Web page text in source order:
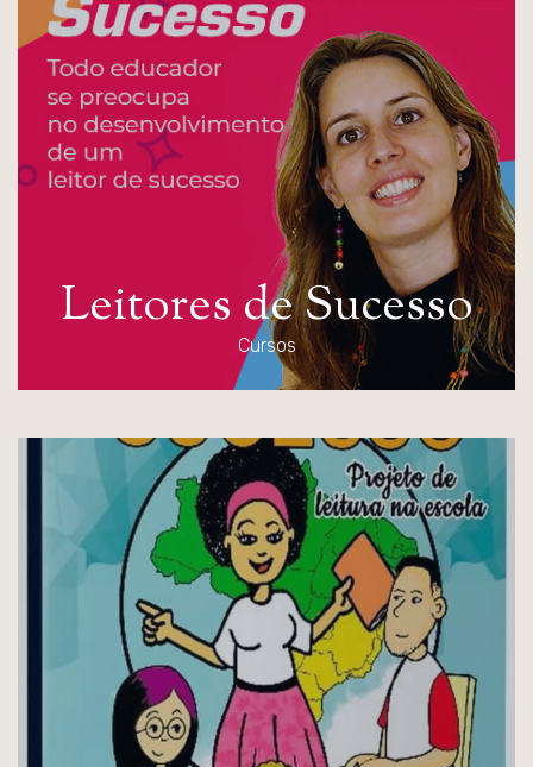
Leitores deSucesso
Cursos